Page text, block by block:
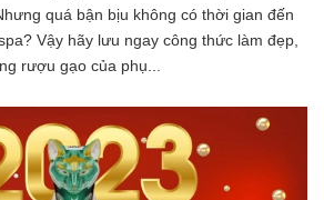
quá bận bịu không có thời gian đến
Vậy hãy lưu ngay công thức làm đẹp,
rượu gạo của phụ...